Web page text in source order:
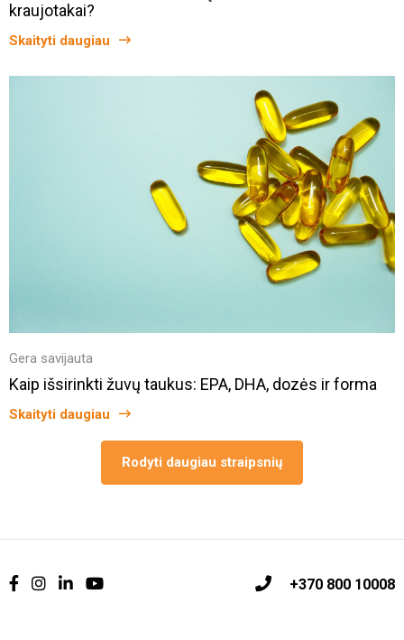
kraujotakai?
Skaityti daugiau
Gera savijauta
Kaip išsirinkti žuvų taukus: EPA, DHA, dozės ir forma
Skaityti daugiau
Rodyti daugiau straipsnių
+370 800 10008